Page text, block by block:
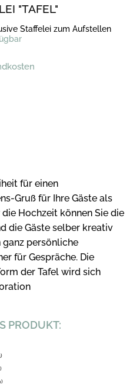
"TAFEL"
Staffelei zum Aufstellen
für einen
Gruß für Ihre Gäste als
Hochzeit können Sie die
die Gäste selber kreativ
ganz persönliche
für Gespräche. Die
der Tafel wird sich
PRODUKT: